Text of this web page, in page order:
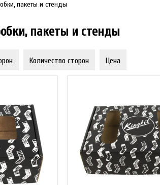
пакеты и стенды
пакеты и стенды
Количество сторон Цена